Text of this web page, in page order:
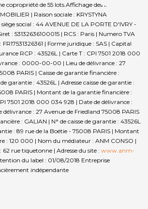
copropriété de 55 lots.Affichage des informations
| Raison sociale : KRYSTYNA
social : 44 AVENUE DE LA PORTE D'IVRY -
: 53132636100015 | RCS : Paris | Numero TVA
| Forme juridique : SAS | Capital
RCP : 43526L | Carte T : CPI 7501 2018 000
: 0000-00-00 | Lieu de délivrance : 27
PARIS | Caisse de garantie financière :
garantie : 43526L | Adresse caisse de garantie :
PARIS | Montant de la garantie financière :
7501 2018 000 034 928 | Date de délivrance :
: 27 Avenue de Friedland 75008 PARIS
: GALIAN | N° de caisse de garantie : 43526L
: 89 rue de la Boétie - 75008 PARIS | Montant
: 120 000 | Nom du médiateur : ANM CONSO |
rue tiquetonne | Adresse du site : www.anm-
du label : 01/08/2018 Entreprise
indépendante